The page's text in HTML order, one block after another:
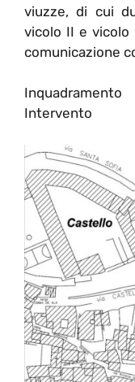
viuzze, di cui
vicolo II e vicolo
comunicazione
Intervento